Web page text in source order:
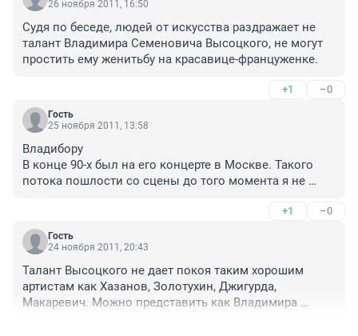
26 ноября 2011, 16:50
Судя по беседе, людей от искусства раздражает не
талант Владимира Семеновича Высоцкого, не могут
простить ему женитьбу на красавице-француженке.
+1 –0
Гость
25 ноября 2011, 13:58
Владибору
В конце 90-х был на его концерте в Москве. Такого
потока пошлости со сцены до того момента я не
+1 –0
Гость
24 ноября 2011, 20:43
Талант Высоцкого не дает покоя таким хорошим
артистам как Хазанов, Золотухин, Джигурда,
Макаревич. Можно представить как Владимира